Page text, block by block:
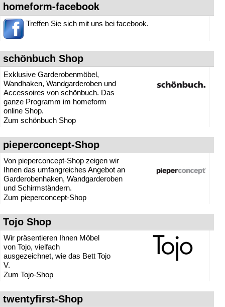
» Outdoor Möbel
» Pflanzkübel
» Sonnenschirme
homeform-facebook
Treffen Sie sich mit uns bei facebook.
schönbuch Shop
Exklusive Garderobenmöbel,
Wandhaken, Wandgarderoben und
Accessoires von schönbuch. Das
ganze Programm im homeform
online Shop.
Zum schönbuch Shop
pieperconcept-Shop
Von pieperconcept-Shop zeigen wir
Ihnen das umfangreiches Angebot an
Garderobenhaken, Wandgarderoben
und Schirmständern.
Zum pieperconcept-Shop
Tojo Shop
Wir präsentieren Ihnen Möbel
von Tojo, vielfach
ausgezeichnet, wie das Bett Tojo
V.
Zum Tojo-Shop
twentyfirst-Shop